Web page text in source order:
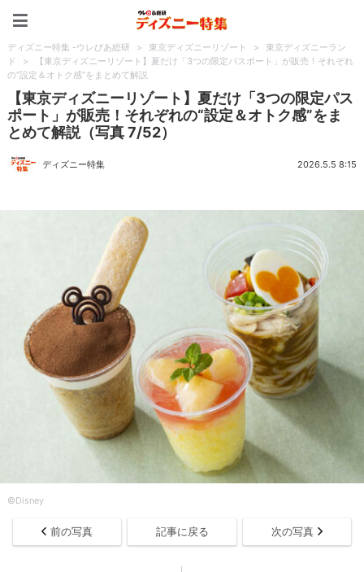
ディズニー特集 -ウレぴあ総研 > 東京ディズニーリゾート >
東京ディズニーラン
ド
>
【東京ディズニーリゾート】夏だけ「3つの限定パスポート」が販売！それぞれ
の“設定＆オトク感”をまとめて解説
【東京ディズニーリゾート】夏だけ「3つの限定パス
ポート」が販売！それぞれの“設定＆オトク感”をま
とめて解説（写真 7/52）
ディズニー特集 2026.5.5 8:15
©Disney
前の写真 記事に戻る 次の写真